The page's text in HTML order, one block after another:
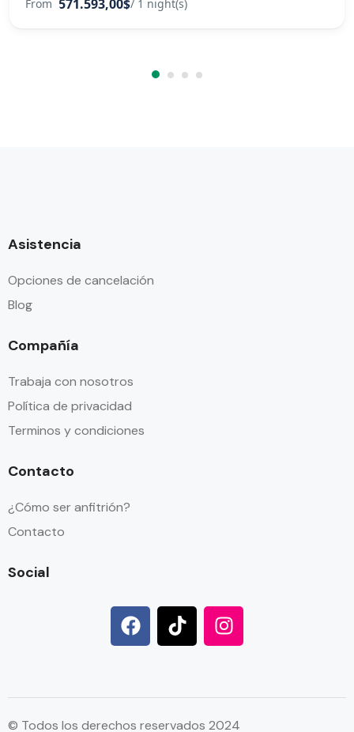
From 571.593,00$/ 1 night(s)
Asistencia
Opciones de cancelación
Blog
Compañía
Trabaja con nosotros
Política de privacidad
Terminos y condiciones
Contacto
¿Cómo ser anfitrión?
Contacto
Social
© Todos los derechos reservados 2024